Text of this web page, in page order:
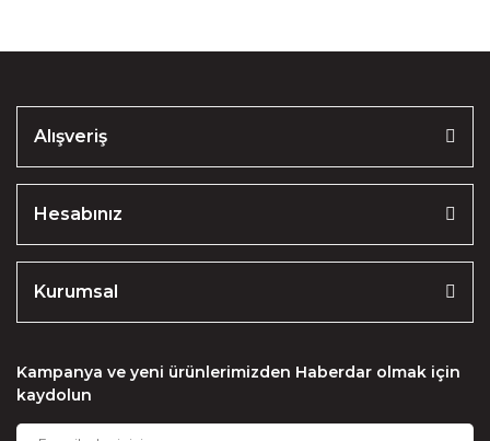
Alışveriş
Hesabınız
Kurumsal
Kampanya ve yeni ürünlerimizden Haberdar olmak için
kaydolun